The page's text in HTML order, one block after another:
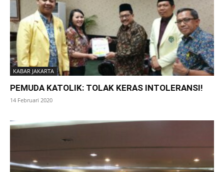
KABAR JAKARTA
PEMUDA KATOLIK: TOLAK KERAS INTOLERANSI!
14 Februari 2020